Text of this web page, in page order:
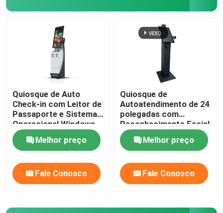
Casa
Produtos
Vídeos
Quiosque de Auto
Check-in com Leitor de
Passaporte e Sistema
Operacional Windows
10 com Luzes LED
Personalizadas para
Gerenciamento
Aprimorado de
Visitantes
Melhor preço
Fale Conosco
Quiosque de
Autoatendimento de 24
polegadas com
Reconhecimento Facial
e Sistema Operacional
Windows 10 para
Acesso Seguro
Melhor preço
Fale Conosco